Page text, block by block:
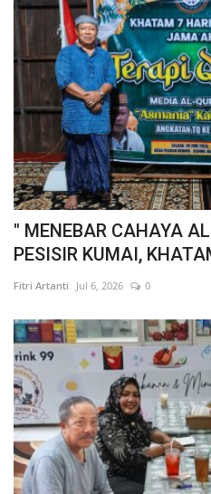
" MENEBAR CAHAYA
PESISIR KUMAI,
Fitri Artanti Jul 6, 2026 0